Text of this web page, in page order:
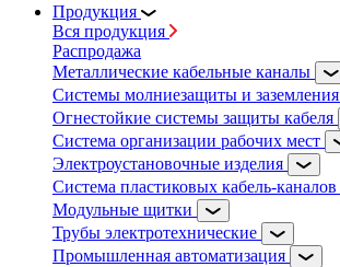
Продукция
Вся продукция
Распродажа
Металлические кабельные каналы
Системы молниезащиты и заземления
Огнестойкие системы защиты кабеля
Система организации рабочих мест
Электроустановочные изделия
Система пластиковых кабель-каналов
Модульные щитки
Трубы электротехнические
Промышленная автоматизация